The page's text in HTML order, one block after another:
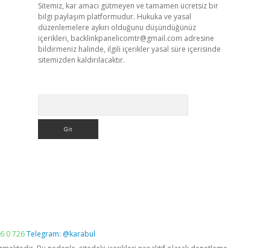
Sitemiz, kar amacı gütmeyen ve tamamen ücretsiz bir
bilgi paylaşım platformudur. Hukuka ve yasal
düzenlemelere aykırı olduğunu düşündüğünüz
içerikleri, backlinkpanelicomtr@gmail.com adresine
bildirmeniz halinde, ilgili içerikler yasal süre içerisinde
sitemizden kaldırılacaktır.
0 726Telegram: @karabul